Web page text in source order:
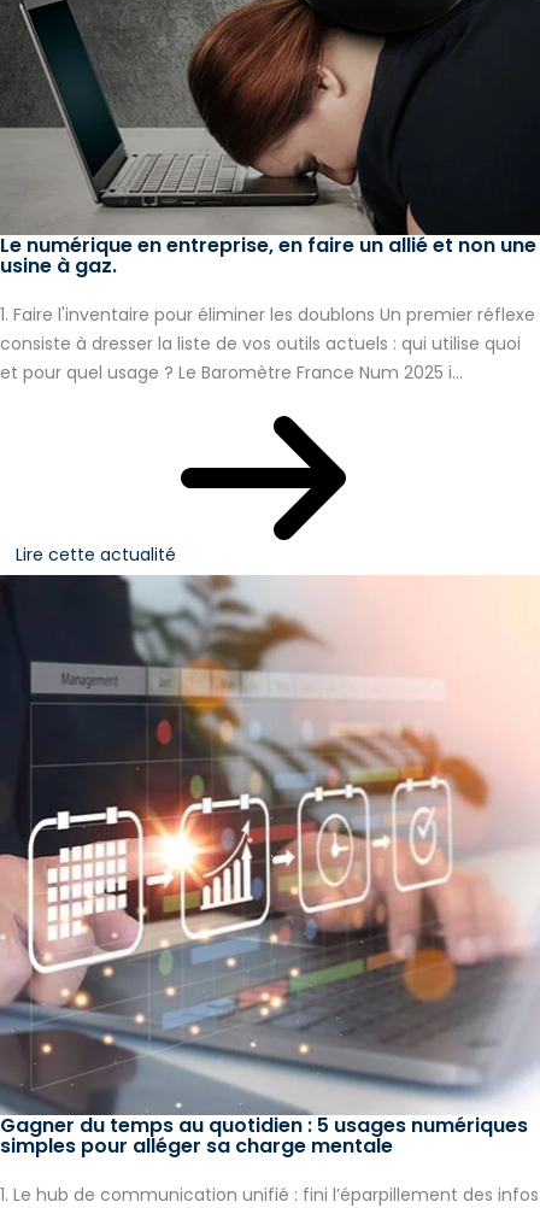
Le numérique en entreprise, en faire un allié et non une
usine à gaz.
1. Faire l'inventaire pour éliminer les doublons Un premier réflexe
consiste à dresser la liste de vos outils actuels : qui utilise quoi
et pour quel usage ? Le Baromètre France Num 2025 i...
Lire cette actualité
Gagner du temps au quotidien : 5 usages numériques
simples pour alléger sa charge mentale
1. Le hub de communication unifié : fini l’éparpillement des infos